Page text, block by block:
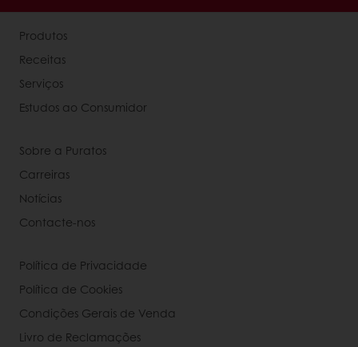
Produtos
Receitas
Serviços
Estudos ao Consumidor
Sobre a Puratos
Carreiras
Notícias
Contacte-nos
Política de Privacidade
Política de Cookies
Condições Gerais de Venda
Livro de Reclamações